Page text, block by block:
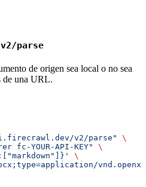
parse
de origen sea local o no sea
de una URL.
v2/parse"
\
fc-YOUR-API-KEY"
\
\